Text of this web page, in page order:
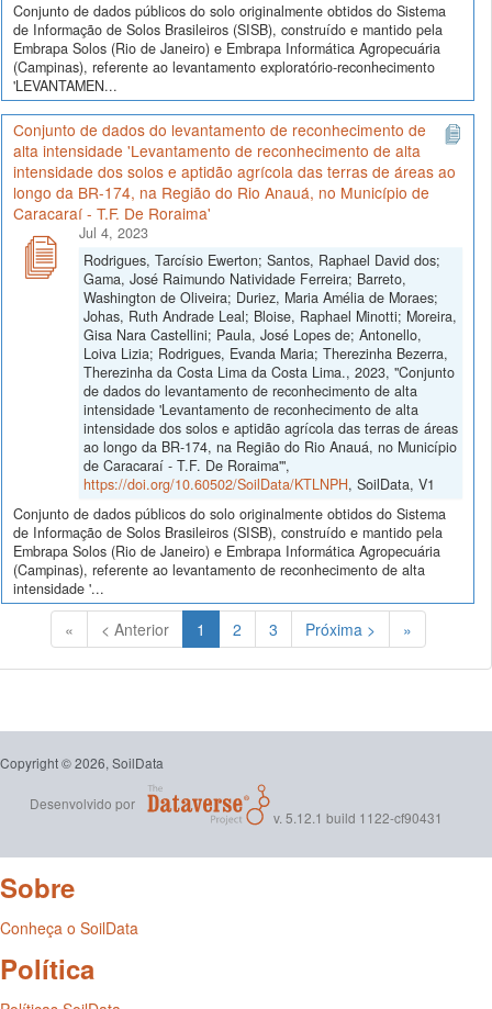
Conjunto de dados públicos do solo originalmente obtidos do Sistema
de Informação de Solos Brasileiros (SISB), construído e mantido pela
Embrapa Solos (Rio de Janeiro) e Embrapa Informática Agropecuária
(Campinas), referente ao levantamento exploratório-reconhecimento
'LEVANTAMEN...
Conjunto de dados do levantamento de reconhecimento de
alta intensidade 'Levantamento de reconhecimento de alta
intensidade dos solos e aptidão agrícola das terras de áreas ao
longo da BR-174, na Região do Rio Anauá, no Município de
Caracaraí - T.F. De Roraima'
Jul 4, 2023
Rodrigues, Tarcísio Ewerton; Santos, Raphael David dos;
Gama, José Raimundo Natividade Ferreira; Barreto,
Washington de Oliveira; Duriez, Maria Amélia de Moraes;
Johas, Ruth Andrade Leal; Bloise, Raphael Minotti; Moreira,
Gisa Nara Castellini; Paula, José Lopes de; Antonello,
Loiva Lizia; Rodrigues, Evanda Maria; Therezinha Bezerra,
Therezinha da Costa Lima da Costa Lima., 2023, "Conjunto
de dados do levantamento de reconhecimento de alta
intensidade 'Levantamento de reconhecimento de alta
intensidade dos solos e aptidão agrícola das terras de áreas
ao longo da BR-174, na Região do Rio Anauá, no Município
de Caracaraí - T.F. De Roraima'",
https://doi.org/10.60502/SoilData/KTLNPH, SoilData, V1
Conjunto de dados públicos do solo originalmente obtidos do Sistema
de Informação de Solos Brasileiros (SISB), construído e mantido pela
Embrapa Solos (Rio de Janeiro) e Embrapa Informática Agropecuária
(Campinas), referente ao levantamento de reconhecimento de alta
intensidade '...
« < Anterior 1 (Atual)
2 3 Próxima > »
Copyright © 2026, SoilData
Desenvolvido por
v. 5.12.1 build 1122-cf90431
Sobre
Conheça o SoilData
Política